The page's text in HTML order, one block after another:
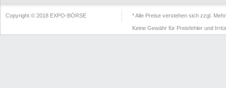
Copyright © 2018 EXPO-BÖRSE * Alle Preise verstehen sich zzgl.
Keine Gewähr für Preisfehler und